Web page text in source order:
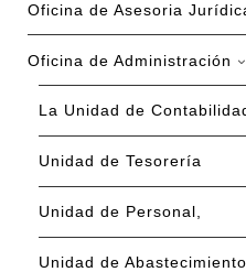
Oficina de Asesoria
Oficina de Administración
La Unidad de
Unidad de Tesorería
Unidad de Personal,
Unidad de